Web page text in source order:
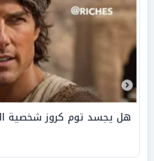
هل يجسد توم كروز شخصية